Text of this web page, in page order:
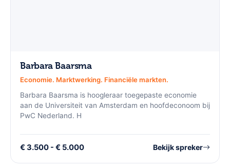
Barbara Baarsma
Economie. Marktwerking. Financiële markten.
Barbara Baarsma is hoogleraar toegepaste economie
aan de Universiteit van Amsterdam en hoofdeconoom bij
PwC Nederland. H
€ 3.500 - € 5.000 Bekijk spreker